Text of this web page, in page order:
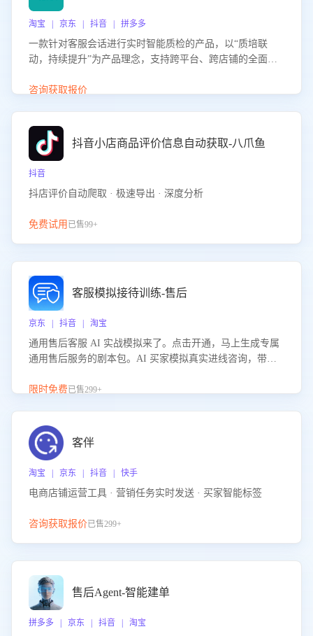
淘宝 | 京东 | 抖音 | 拼多多
一款针对客服会话进行实时智能质检的产品，以“质培联
动，持续提升”为产品理念，支持跨平台、跨店铺的全面、
升客服团队的销服能力。
咨询获取报价
抖音小店商品评价信息自动获取-八爪鱼
抖音
抖店评价自动爬取 · 极速导出 · 深度分析
免费试用 已售99+
客服模拟接待训练-售后
京东 | 抖音 | 淘宝
通用售后客服 AI 实战模拟来了。点击开通，马上生成专属
通用售后服务的剧本包。AI 买家模拟真实进线咨询，带您
的应对要点，轻松提升服务能力。
限时免费已售299+
客伴
淘宝 | 京东 | 抖音 | 快手
电商店铺运营工具 · 营销任务实时发送 · 买家智能标签
咨询获取报价已售299+
售后Agent-智能建单
拼多多 | 京东 | 抖音 | 淘宝